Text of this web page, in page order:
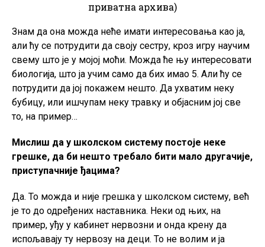
приватна архива)
Знам да она можда неће имати интересовања као ја,
али ћу се потрудити да своју сестру, кроз игру научим
свему што је у мојој моћи. Можда ће њу интересовати
биологија, што ја учим само да бих имао 5. Али ћу се
потрудити да јој покажем нешто. Да ухватим неку
бубицу, или ишчупам неку травку и објасним јој све
то, на пример…
Мислиш да у школском систему постоје неке
грешке, да би нешто требало бити мало другачије,
приступачније ђацима?
Да. То можда и није грешка у школском систему, већ
је то до одређених наставника. Неки од њих, на
пример, уђу у кабинет нервозни и онда крену да
испољавају ту нервозу на деци. То не волим и ја